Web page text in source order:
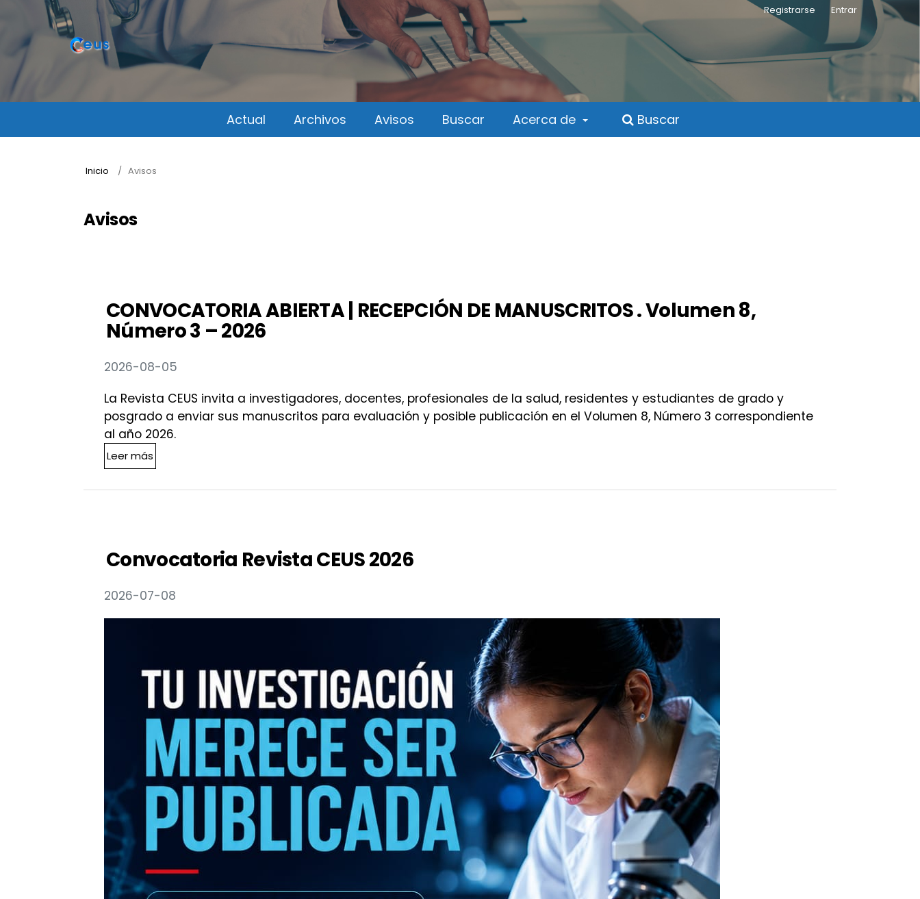
Actual Archivos Avisos Buscar Acerca de Buscar
Registrarse Entrar
Inicio / Avisos
Avisos
CONVOCATORIA ABIERTA | RECEPCIÓN DE MANUSCRITOS . Volumen 8,
Número 3 – 2026
2026-08-05
La Revista CEUS invita a investigadores, docentes, profesionales de la salud, residentes y estudiantes de grado y
posgrado a enviar sus manuscritos para evaluación y posible publicación en el Volumen 8, Número 3 correspondiente
al año 2026.
Leer más
Convocatoria Revista CEUS 2026
2026-07-08